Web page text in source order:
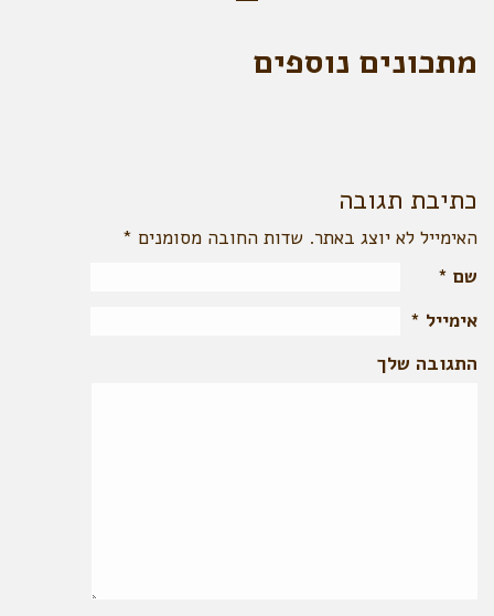
מתכונים נוספים
כתיבת תגובה
האימייל לא יוצג באתר. שדות החובה מסומנים *
שם *
אימייל *
התגובה שלך